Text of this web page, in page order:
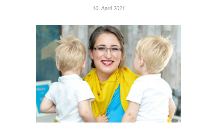
10. April 2021